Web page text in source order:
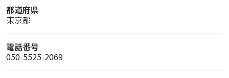
都道府県
東京都
電話番号
050-5525-2069